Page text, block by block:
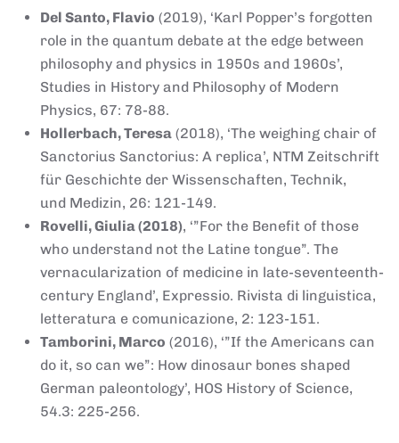
Del Santo, Flavio (2019), ‘Karl Popper’s forgotten
role in the quantum debate at the edge between
philosophy and physics in 1950s and 1960s’,
Studies in History and Philosophy of Modern
Physics, 67: 78-88.
Hollerbach, Teresa (2018), ‘The weighing chair of
Sanctorius Sanctorius: A replica’, NTM Zeitschrift
für Geschichte der Wissenschaften, Technik,
und Medizin, 26: 121-149.
Rovelli, Giulia (2018), ‘”For the Benefit of those
who understand not the Latine tongue”. The
vernacularization of medicine in late-seventeenth-
century England’, Expressio. Rivista di linguistica,
letteratura e comunicazione, 2: 123-151.
Tamborini, Marco (2016), ‘”If the Americans can
do it, so can we”: How dinosaur bones shaped
German paleontology’, HOS History of Science,
54.3: 225-256.